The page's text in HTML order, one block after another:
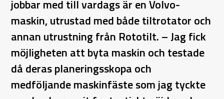
jobbar med till vardags är en Volvo-
maskin, utrustad med både tiltrotator och
annan utrustning från Rototilt. – Jag fick
möjligheten att byta maskin och testade
då deras planeringsskopa och
medföljande maskinfäste som jag tyckte